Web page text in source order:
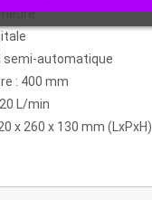
semi-automatique
: 400 mm
L/min
x 260 x 130 mm (LxPxH)